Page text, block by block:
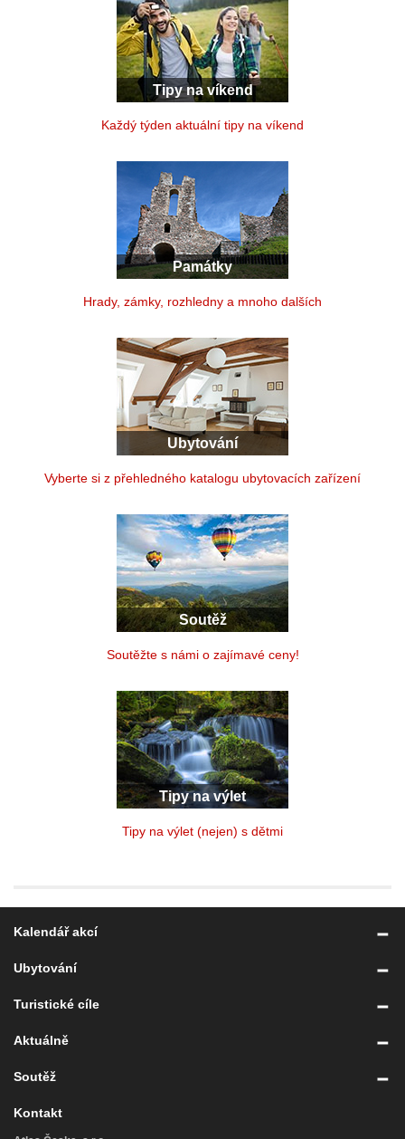
Tipy na víkend
Každý týden aktuální tipy na víkend
Památky
Hrady, zámky, rozhledny a mnoho dalších
Ubytování
Vyberte si z přehledného katalogu ubytovacích zařízení
Soutěž
Soutěžte s námi o zajímavé ceny!
Tipy na výlet
Tipy na výlet (nejen) s dětmi
Kalendář akcí
Ubytování
Turistické cíle
Aktuálně
Soutěž
Kontakt